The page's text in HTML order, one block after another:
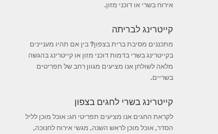
אירוח בשרי או דוכני מזון.
קייטרינג לבריתה
מתכננים מסיבת ברית בצפון? בין אם תהיו מעניינים
בקייטרינג בשרי בדמות דוכני מזון או קייטרינג בהגשה
מלאה לשולחן אנו מציעים מגוון רחב של תפריטים
בשריים.
קייטרינג בשרי לחגים בצפון
לקראת החגים אנו מציעים תפריטי חג: אוכל מוכן לליל
הסדר, אוכל מוכן לראש השנה, מגשי אירוח לחנוכה,